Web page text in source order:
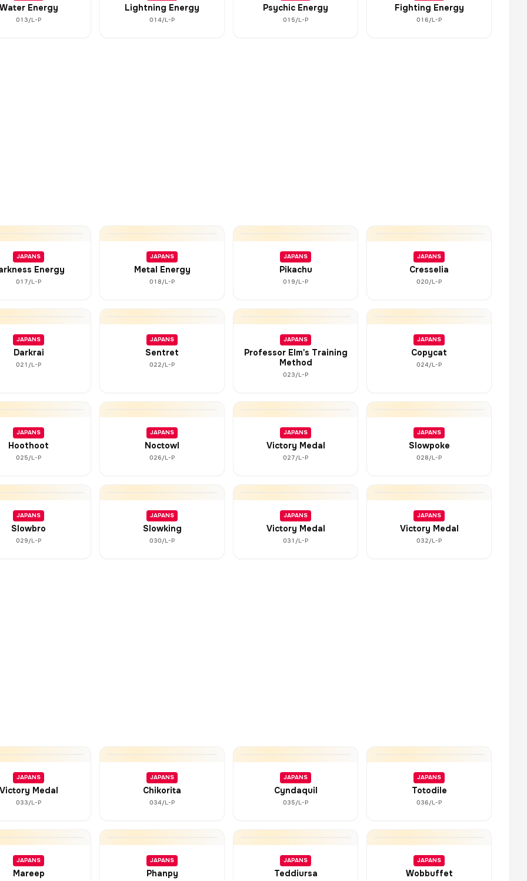
Water Energy
013/L-P
Lightning Energy
014/L-P
Psychic Energy
015/L-P
Fighting Energy
016/L-P
JAPANS
Energy
017/L-P
JAPANS
Metal Energy
018/L-P
JAPANS
Pikachu
019/L-P
JAPANS
Cresselia
020/L-P
JAPANS
Darkrai
021/L-P
JAPANS
Sentret
022/L-P
JAPANS
Professor Elm's Training
Method
023/L-P
JAPANS
Copycat
024/L-P
JAPANS
Hoothoot
025/L-P
JAPANS
Noctowl
026/L-P
JAPANS
Victory Medal
027/L-P
JAPANS
Slowpoke
028/L-P
JAPANS
Slowbro
029/L-P
JAPANS
Slowking
030/L-P
JAPANS
Victory Medal
031/L-P
JAPANS
Victory Medal
032/L-P
JAPANS
Victory Medal
033/L-P
JAPANS
Chikorita
034/L-P
JAPANS
Cyndaquil
035/L-P
JAPANS
Totodile
036/L-P
JAPANS
Mareep
JAPANS
Phanpy
JAPANS
Teddiursa
JAPANS
Wobbuffet